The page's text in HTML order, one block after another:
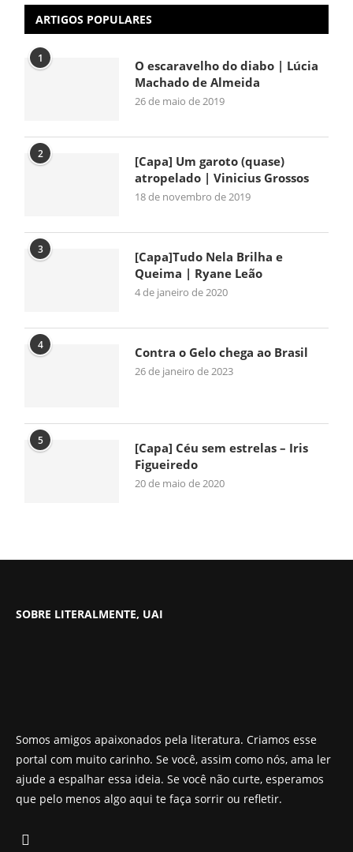
ARTIGOS POPULARES
1
O escaravelho do diabo | Lúcia
Machado de Almeida
26 de maio de 2019
2
[Capa] Um garoto (quase)
atropelado | Vinicius Grossos
18 de novembro de 2019
3
[Capa]Tudo Nela Brilha e
Queima | Ryane Leão
4 de janeiro de 2020
4 Contra o Gelo chega ao Brasil
26 de janeiro de 2023
5
[Capa] Céu sem estrelas – Iris
Figueiredo
20 de maio de 2020
SOBRE LITERALMENTE, UAI
Somos amigos apaixonados pela literatura. Criamos esse
portal com muito carinho. Se você, assim como nós, ama ler
ajude a espalhar essa ideia. Se você não curte, esperamos
que pelo menos algo aqui te faça sorrir ou refletir.